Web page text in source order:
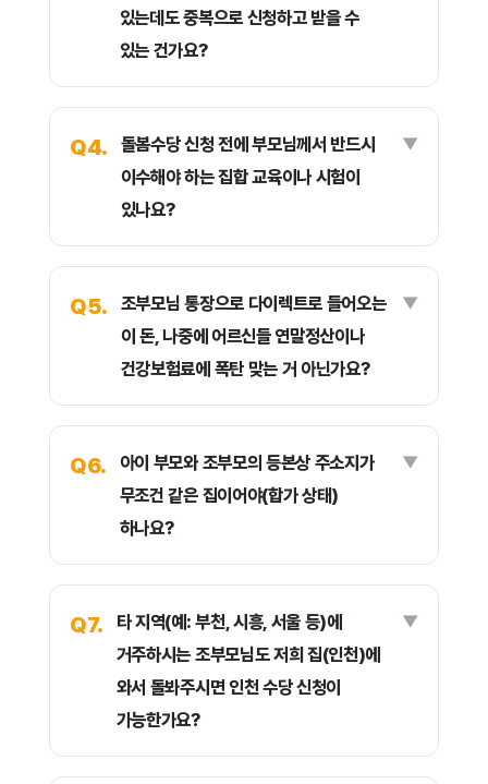
있는데도 중복으로 신청하고 받을 수
있는 건가요?
Q4.
돌봄수당 신청 전에 부모님께서 반드시
이수해야 하는 집합 교육이나 시험이
있나요?
Q5.
조부모님 통장으로 다이렉트로 들어오는
이 돈, 나중에 어르신들 연말정산이나
건강보험료에 폭탄 맞는 거 아닌가요?
Q6.
아이 부모와 조부모의 등본상 주소지가
무조건 같은 집이어야(합가 상태)
하나요?
Q7.
타 지역(예: 부천, 시흥, 서울 등)에
거주하시는 조부모님도 저희 집(인천)에
와서 돌봐주시면 인천 수당 신청이
가능한가요?